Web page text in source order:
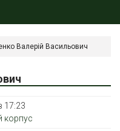
Валерій Васильович
17:23
корпус